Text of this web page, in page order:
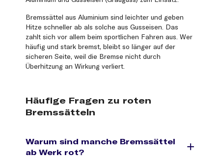
Bremssättel aus Aluminium sind leichter und geben
Hitze schneller ab als solche aus Gusseisen. Das
zahlt sich vor allem beim sportlichen Fahren aus. Wer
häufig und stark bremst, bleibt so länger auf der
sicheren Seite, weil die Bremse nicht durch
Überhitzung an Wirkung verliert.
Häufige Fragen zu roten
Bremssätteln
Warum sind manche Bremssättel
ab Werk rot?